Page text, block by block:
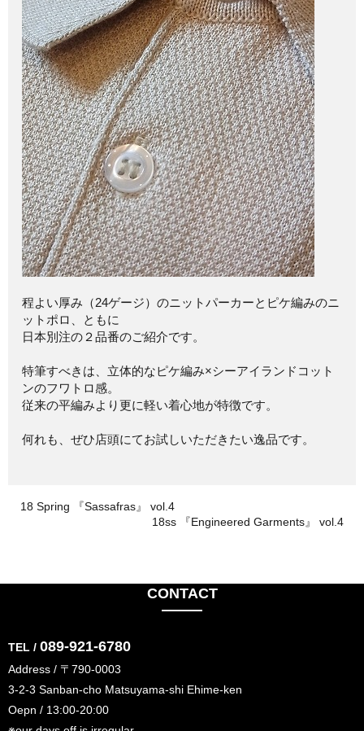
程よい厚み（24ゲージ）のニットパーカーとピケ編みのニ
ットポロ、ともに
日本別注の２品番のご紹介です。
特筆すべきは、立体的なピケ編み×シーアイランドコット
ンのフワトロ感。
従来の平編みより更に軽い着心地が特徴です。
何れも、ぜひ店頭にてお試しいただきたい逸品です。
18 Spring 『Sassafras』 vol.4
18ss 『Engineered Garments』 vol.4
CONTACT
TEL / 089-921-6780
Address / 〒790-0003
3-2-3 Sanban-cho Matsuyama-shi Ehime-ken
Oepn / 13:00-20:00